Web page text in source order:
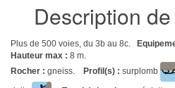
Description
Plus de 500 voies, du 3b au 8c.
Hauteur max : 8 m.
Rocher : gneiss. Profil(s) : surplomb